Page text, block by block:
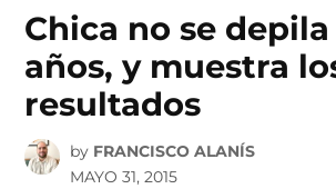
Chica no se
años, y muestra
resultados
by FRANCISCO ALANÍS
MAYO 31, 2015